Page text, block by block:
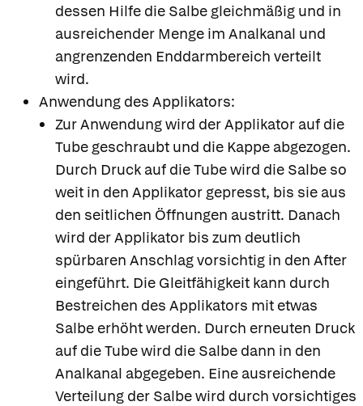
dessen Hilfe die Salbe gleichmäßig und in
ausreichender Menge im Analkanal und
angrenzenden Enddarmbereich verteilt
wird.
Anwendung des Applikators:
Zur Anwendung wird der Applikator auf die
Tube geschraubt und die Kappe abgezogen.
Durch Druck auf die Tube wird die Salbe so
weit in den Applikator gepresst, bis sie aus
den seitlichen Öffnungen austritt. Danach
wird der Applikator bis zum deutlich
spürbaren Anschlag vorsichtig in den After
eingeführt. Die Gleitfähigkeit kann durch
Bestreichen des Applikators mit etwas
Salbe erhöht werden. Durch erneuten Druck
auf die Tube wird die Salbe dann in den
Analkanal abgegeben. Eine ausreichende
Verteilung der Salbe wird durch vorsichtiges